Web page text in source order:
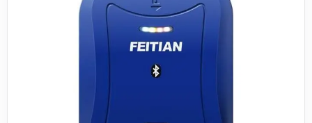
Lecteur de carte SIM B9 R301 SIM USB-A
ULTRA COMPACT